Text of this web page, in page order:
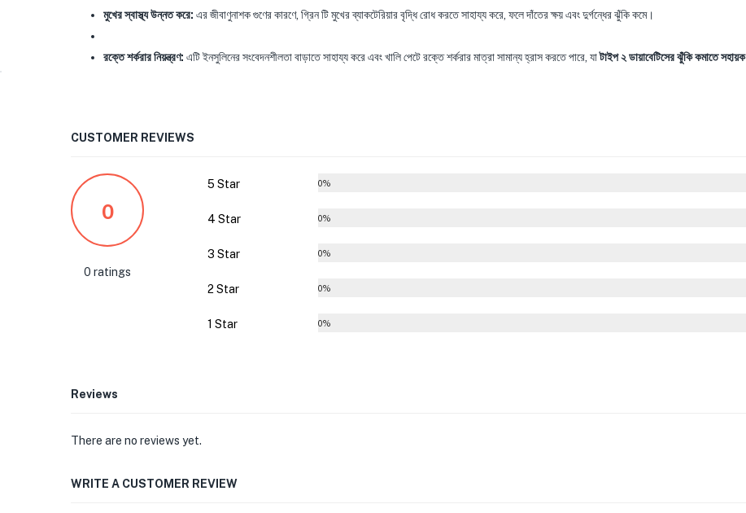
মুখের স্বাস্থ্য উন্নত করে: এর জীবাণুনাশক গুণের কারণে, গ্রিন টি মুখের ব্যাকটেরিয়ার বৃদ্ধি রোধ করতে সাহায্য করে, ফলে দাঁতের ক্ষয় এবং দুর্গন্ধের ঝুঁকি কমে।
রক্তে শর্করার নিয়ন্ত্রণ: এটি ইনসুলিনের সংবেদনশীলতা বাড়াতে সাহায্য করে এবং খালি পেটে রক্তে শর্করার মাত্রা সামান্য হ্রাস করতে পারে, যাটাইপ২ ডায়াবেটিসের ঝুঁকি কমাতে সহায়ক
CUSTOMER REVIEWS
0
0 ratings
5 Star 0%
4 Star 0%
3 Star 0%
2 Star 0%
1 Star 0%
Reviews
There are no reviews yet.
WRITE A CUSTOMER REVIEW